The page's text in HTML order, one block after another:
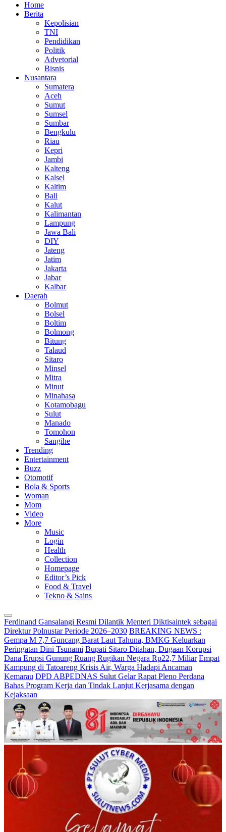
Home
Berita
Kepolisian
TNI
Pendidikan
Politik
Advetorial
Bisnis
Nusantara
Sumatera
Aceh
Sumut
Sumsel
Sumbar
Bengkulu
Riau
Kepri
Jambi
Kalteng
Kalsel
Kaltim
Bali
Kalut
Kalimantan
Lampung
Jawa Bali
DIY
Jateng
Jatim
Jakarta
Jabar
Kalbar
Daerah
Bolmut
Bolsel
Boltim
Bolmong
Bitung
Talaud
Sitaro
Minsel
Mitra
Minut
Minahasa
Kotamobagu
Sulut
Manado
Tomohon
Sangihe
Trending
Entertainment
Buzz
Otomotif
Bola & Sports
Woman
Mom
Video
More
Music
Login
Health
Collection
Homepage
Editor’s Pick
Food & Travel
Tekno & Sains
Ferdinand Gansalangi Resmi Dilantik Menteri Diktisaintek sebagai
Direktur Polnustar Periode 2026–2030 BREAKING NEWS :
Gempa M 7,7 Guncang Barat Laut Tahuna, BMKG Keluarkan
Peringatan Dini Tsunami Bupati Sitaro Ditahan, Dugaan Korupsi
Dana Erupsi Gunung Ruang Rugikan Negara Rp22,7 Miliar Empat
Kampung di Tatoareng Krisis Air, Warga Hadapi Ancaman
Kemarau DPD ABPEDNAS Sulut Gelar Rapat Pleno Perdana
Bahas Program Kerja dan Tindak Lanjut Kerjasama dengan
Kejaksaan